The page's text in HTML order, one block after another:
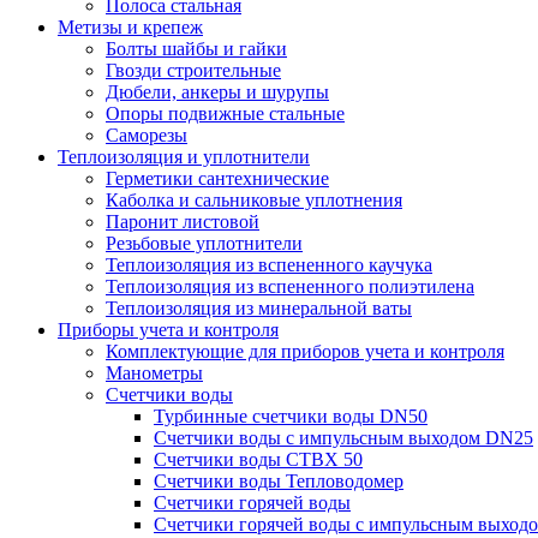
Полоса стальная
Метизы и крепеж
Болты шайбы и гайки
Гвозди строительные
Дюбели, анкеры и шурупы
Опоры подвижные стальные
Саморезы
Теплоизоляция и уплотнители
Герметики сантехнические
Каболка и сальниковые уплотнения
Паронит листовой
Резьбовые уплотнители
Теплоизоляция из вспененного каучука
Теплоизоляция из вспененного полиэтилена
Теплоизоляция из минеральной ваты
Приборы учета и контроля
Комплектующие для приборов учета и контроля
Манометры
Счетчики воды
Турбинные счетчики воды DN50
Счетчики воды с импульсным выходом DN25
Счетчики воды СТВХ 50
Счетчики воды Тепловодомер
Счетчики горячей воды
Счетчики горячей воды с импульсным